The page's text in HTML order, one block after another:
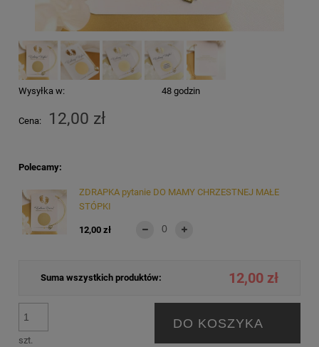
Wysyłka w: 48 godzin
Cena: 12,00 zł
Polecamy:
ZDRAPKA pytanie DO MAMY CHRZESTNEJ MAŁE
STÓPKI
12,00 zł
Suma wszystkich produktów: 12,00 zł
szt.
DO KOSZYKA